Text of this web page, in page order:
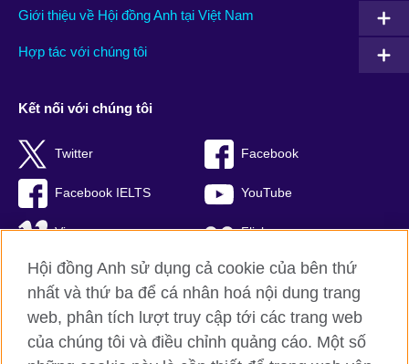
Giới thiệu về Hội đồng Anh tại Việt Nam
Hợp tác với chúng tôi
Kết nối với chúng tôi
Twitter Facebook
Facebook IELTS YouTube
Vimeo Flickr
RSS TikTok
Hội đồng Anh sử dụng cả cookie của bên thứ
nhất và thứ ba để cá nhân hoá nội dung trang
web, phân tích lượt truy cập tới các trang web
của chúng tôi và điều chỉnh quảng cáo. Một số